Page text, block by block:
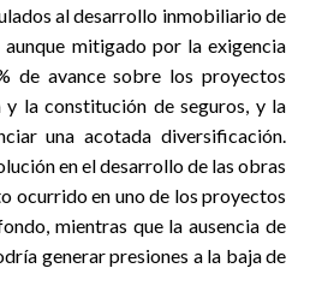
al desarrollo inmobiliario de
mitigado por la exigencia
de avance sobre los proyectos
la constitución de seguros, y la
una acotada diversificación.
en el desarrollo de las obras
ocurrido en uno de los proyectos
, mientras que la ausencia de
generar presiones a la baja de